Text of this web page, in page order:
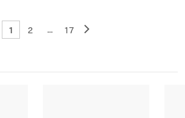
1 2 ... 17